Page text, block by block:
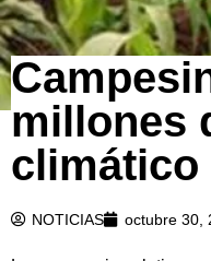
millones
climático
NOTICIAS octubre 30,